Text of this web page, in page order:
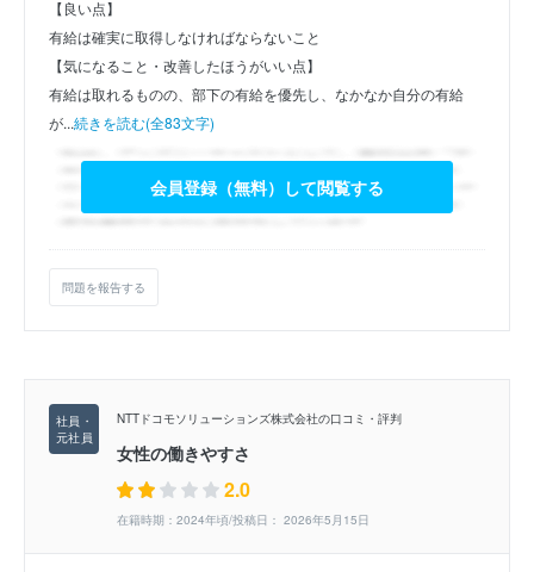
【良い点】
有給は確実に取得しなければならないこと
【気になること・改善したほうがいい点】
有給は取れるものの、部下の有給を優先し、なかなか自分の有給
が...続きを読む(全83文字)
会員登録（無料）して閲覧する
問題を報告する
NTTドコモソリューションズ株式会社の口コミ・評判
女性の働きやすさ
2.0
在籍時期：2024年頃/投稿日： 2026年5月15日